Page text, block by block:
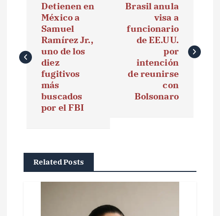
e
ó
n
Detienen en
México a
Samuel
Ramírez Jr.,
uno de los
diez
fugitivos
más
buscados
por el FBI
Brasil anula
visa a
funcionario
de EE.UU.
por
intención
de reunirse
con
Bolsonaro
Related Posts